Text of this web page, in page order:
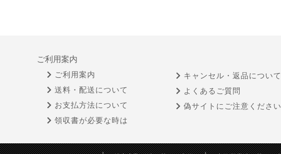
ご利用案内
ご利用案内
送料・配送について
お支払方法について
領収書が必要な時は
キャンセル・返品について
よくあるご質問
偽サイトにご注意ください